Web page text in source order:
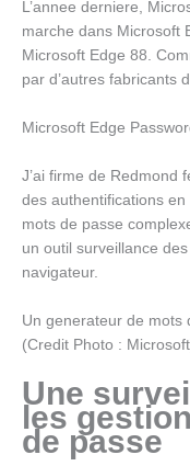
L’annee derniere,
marche dans Microsoft
Microsoft Edge 88.
par d’autres fabricants
Microsoft Edge
J’ai firme de Redmond
des authentifications
mots de passe
un outil surveillance
navigateur.
Un generateur de mots
(Credit Photo :
Une
les
de passe